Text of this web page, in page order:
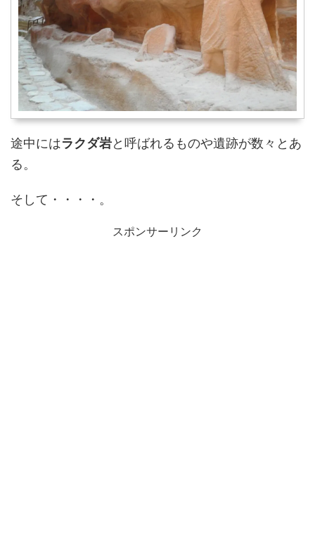
途中にはラクダ岩と呼ばれるものや遺跡が数々とあ
る。
そして・・・・。
スポンサーリンク